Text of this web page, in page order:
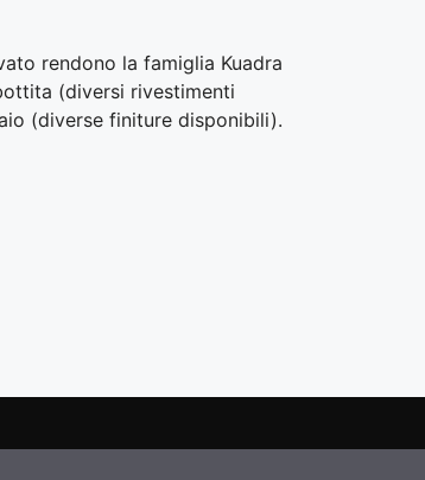
rendono la famiglia Kuadra
(diversi rivestimenti
(diverse finiture disponibili).